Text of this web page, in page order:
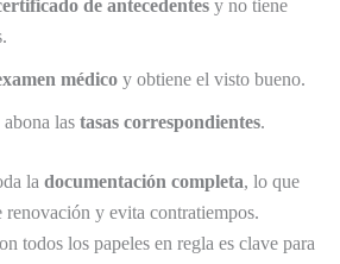
de antecedentes y no tiene
médico y obtiene el visto bueno.
las tasas correspondientes.
la documentación completa, lo que
y evita contratiempos.
todos los papeles en regla es clave para